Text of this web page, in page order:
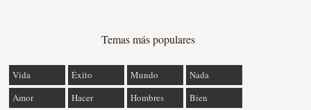
Temas más populares
Vida Éxito Mundo
Nada
Amor
Hacer Hombres Bien